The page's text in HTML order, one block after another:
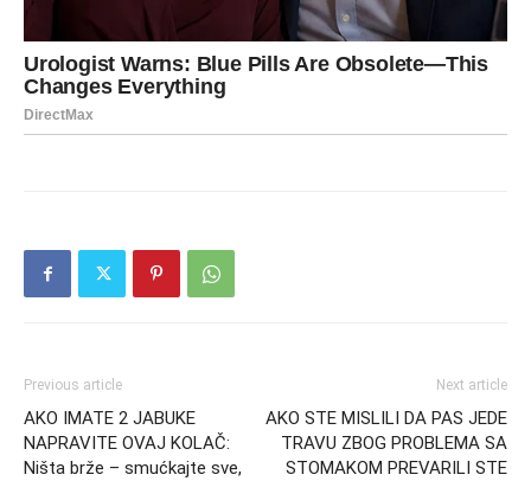
Previous article
AKO IMATE 2 JABUKE
NAPRAVITE OVAJ KOLAČ:
Ništa brže – smućkajte sve,
Next article
AKO STE MISLILI DA PAS JEDE
TRAVU ZBOG PROBLEMA SA
STOMAKOM PREVARILI STE